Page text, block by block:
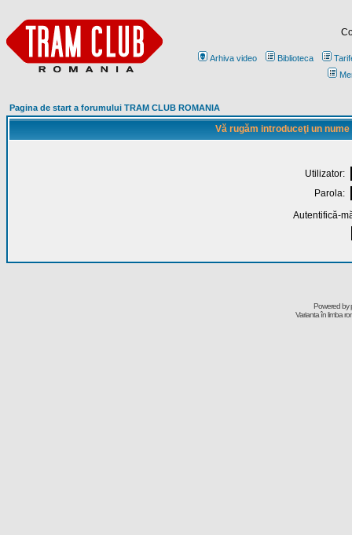
Arhiva video Biblioteca
Pagina de start a forumului TRAM CLUB ROMANIA
Vă rugăm introduceţi un
Utilizator:
Parola:
Autentifică-
Powered by
Varianta în limba